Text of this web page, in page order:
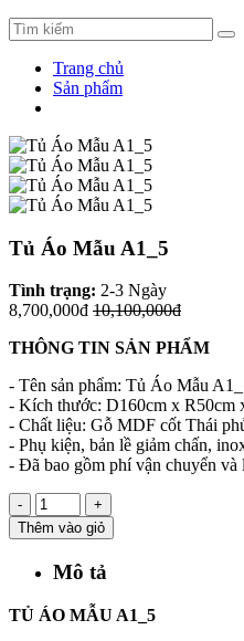
Trang chủ
Sản phẩm
Tủ Áo Mẫu A1_5
Tình trạng: 2-3 Ngày
8,700,000đ 10,100,000đ
THÔNG TIN SẢN PHẨM
- Tên sản phẩm: Tủ Áo Mẫu
- Kích thước: D160cm x R50cm
- Chất liệu: Gỗ MDF cốt Thái
- Phụ kiện, bản lề giảm chấn,
- Đã bao gồm phí vận chuyển và
-
+
Thêm vào giỏ
Mô tả
TỦ ÁO MẪU A1_5